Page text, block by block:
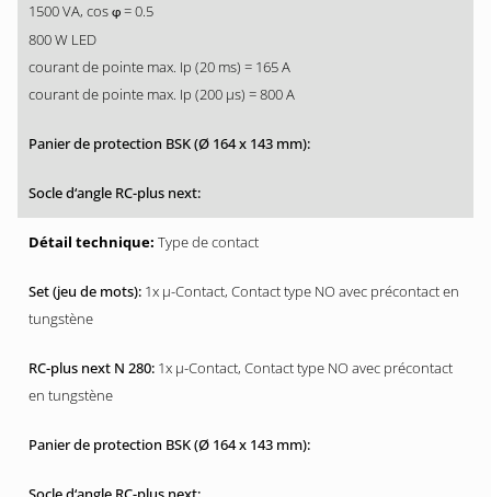
1500 VA, cos φ = 0.5
800 W LED
courant de pointe max. Ip (20 ms) = 165 A
courant de pointe max. Ip (200 µs) = 800 A
Type de contact
1x µ-Contact, Contact type NO avec précontact en
tungstène
1x µ-Contact, Contact type NO avec précontact
en tungstène